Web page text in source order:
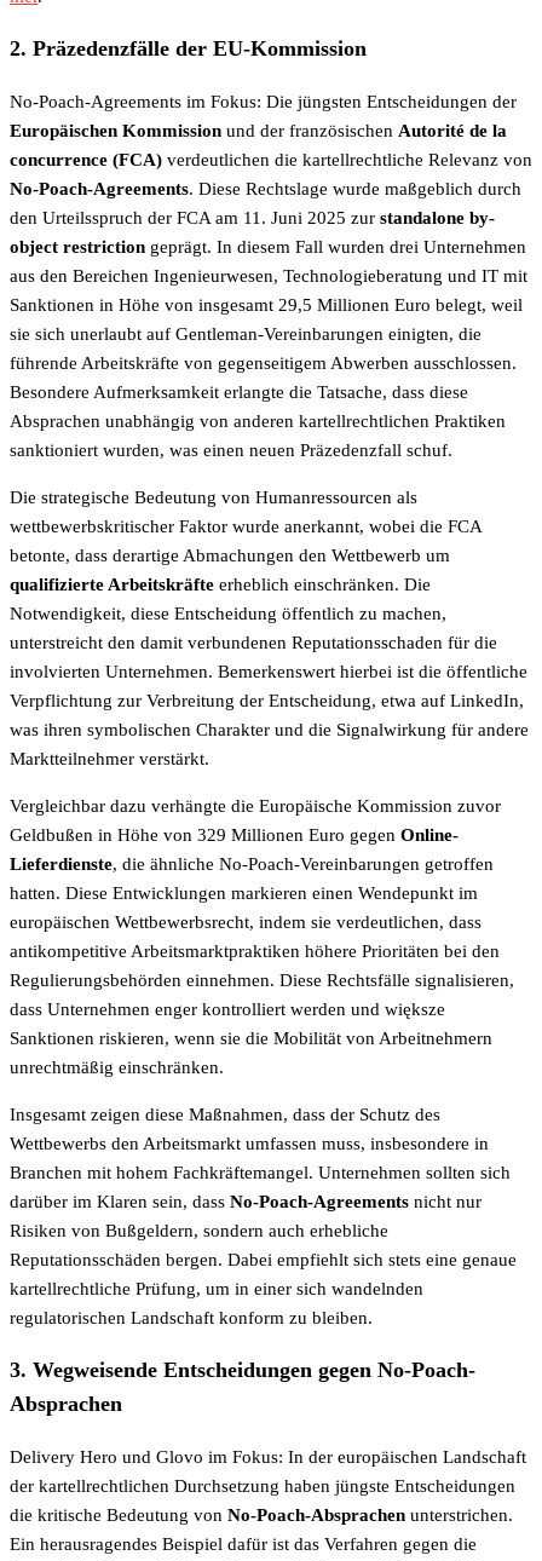
2. Präzedenzfälle der EU-Kommission
No-Poach-Agreements im Fokus: Die jüngsten Entscheidungen der
Europäischen Kommission und der französischen Autorité de la
concurrence (FCA) verdeutlichen die kartellrechtliche Relevanz von
No-Poach-Agreements. Diese Rechtslage wurde maßgeblich durch
den Urteilsspruch der FCA am 11. Juni 2025 zur standalone by-
object restriction geprägt. In diesem Fall wurden drei Unternehmen
aus den Bereichen Ingenieurwesen, Technologieberatung und IT mit
Sanktionen in Höhe von insgesamt 29,5 Millionen Euro belegt, weil
sie sich unerlaubt auf Gentleman-Vereinbarungen einigten, die
führende Arbeitskräfte von gegenseitigem Abwerben ausschlossen.
Besondere Aufmerksamkeit erlangte die Tatsache, dass diese
Absprachen unabhängig von anderen kartellrechtlichen Praktiken
sanktioniert wurden, was einen neuen Präzedenzfall schuf.
Die strategische Bedeutung von Humanressourcen als
wettbewerbskritischer Faktor wurde anerkannt, wobei die FCA
betonte, dass derartige Abmachungen den Wettbewerb um
qualifizierte Arbeitskräfte erheblich einschränken. Die
Notwendigkeit, diese Entscheidung öffentlich zu machen,
unterstreicht den damit verbundenen Reputationsschaden für die
involvierten Unternehmen. Bemerkenswert hierbei ist die öffentliche
Verpflichtung zur Verbreitung der Entscheidung, etwa auf LinkedIn,
was ihren symbolischen Charakter und die Signalwirkung für andere
Marktteilnehmer verstärkt.
Vergleichbar dazu verhängte die Europäische Kommission zuvor
Geldbußen in Höhe von 329 Millionen Euro gegen Online-
Lieferdienste, die ähnliche No-Poach-Vereinbarungen getroffen
hatten. Diese Entwicklungen markieren einen Wendepunkt im
europäischen Wettbewerbsrecht, indem sie verdeutlichen, dass
antikompetitive Arbeitsmarktpraktiken höhere Prioritäten bei den
Regulierungsbehörden einnehmen. Diese Rechtsfälle signalisieren,
dass Unternehmen enger kontrolliert werden und większe
Sanktionen riskieren, wenn sie die Mobilität von Arbeitnehmern
unrechtmäßig einschränken.
Insgesamt zeigen diese Maßnahmen, dass der Schutz des
Wettbewerbs den Arbeitsmarkt umfassen muss, insbesondere in
Branchen mit hohem Fachkräftemangel. Unternehmen sollten sich
darüber im Klaren sein, dass No-Poach-Agreements nicht nur
Risiken von Bußgeldern, sondern auch erhebliche
Reputationsschäden bergen. Dabei empfiehlt sich stets eine genaue
kartellrechtliche Prüfung, um in einer sich wandelnden
regulatorischen Landschaft konform zu bleiben.
3. Wegweisende Entscheidungen gegen No-Poach-
Absprachen
Delivery Hero und Glovo im Fokus: In der europäischen Landschaft
der kartellrechtlichen Durchsetzung haben jüngste Entscheidungen
die kritische Bedeutung von No-Poach-Absprachen unterstrichen.
Ein herausragendes Beispiel dafür ist das Verfahren gegen die